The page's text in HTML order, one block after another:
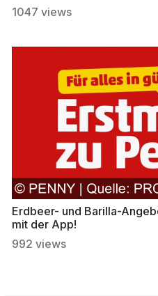
1047 views
Erdbeer- und Barilla-
mit der App!
992 views